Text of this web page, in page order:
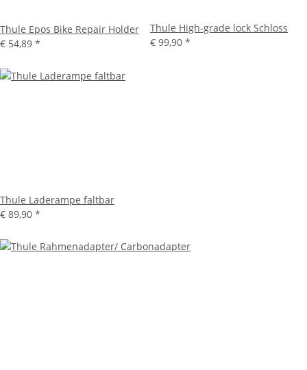
Thule Epos Bike Repair Holder
€ 54,89 *
Thule High-grade lock Schloss
€ 99,90 *
Thule Laderampe faltbar
€ 89,90 *